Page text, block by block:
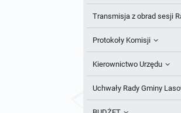
Sesje Rady Gminy
Skład Rady Gminy
Interpelacje i Zapytania
Komisje Rady Gminy i
Transmisja z obrad sesji
Protokoły Komisji
Komisja Budżetu i Finansów
Komisja Oświatowa
Kierownictwo Urzędu
Wójt
Uchwały Rady Gminy